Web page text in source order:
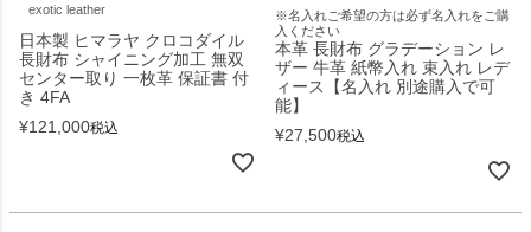
exotic leather
日本製 ヒマラヤ クロコダイル
長財布 シャイニング加工 無双
センター取り 一枚革 保証書 付
き 4FA
¥121,000税込
※名入れご希望の方は必ず名入れをご購
入ください
本革 長財布 グラデーション レ
ザー 牛革 紙幣入れ 束入れ レデ
ィース【名入れ 別途購入で可
能】
¥27,500税込